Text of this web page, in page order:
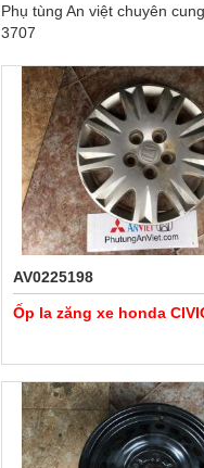
Phụ tùng An việt chuyên
3707
AV0225198
Ốp la zăng xe honda